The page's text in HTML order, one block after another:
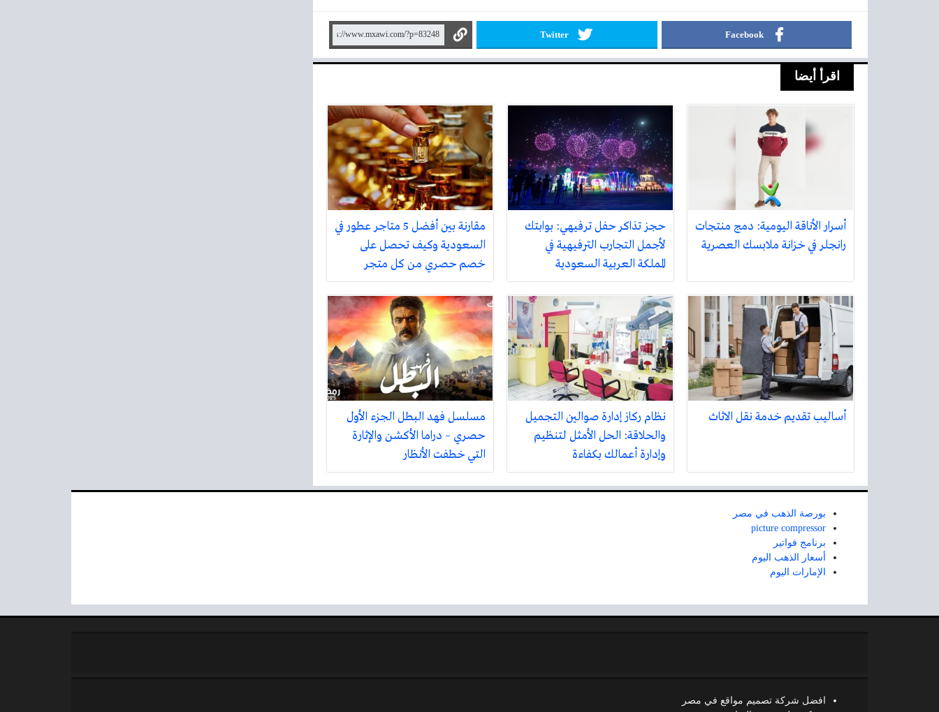
Facebook
Twitter
اقرأ أيضا
أسرار الأناقة اليومية: دمج منتجات
رانجلر في خزانة ملابسك العصرية
حجز تذاكر حفل ترفيهي: بوابتك
لأجمل التجارب الترفيهية في
المملكة العربية السعودية
مقارنة بين أفضل 5 متاجر عطور في
السعودية وكيف تحصل على
خصم حصري من كل متجر
أساليب تقديم خدمة نقل الاثاث
نظام ركاز إدارة صوالين التجميل
والحلاقة: الحل الأمثل لتنظيم
وإدارة أعمالك بكفاءة
مسلسل فهد البطل الجزء الأول
حصري – دراما الأكشن والإثارة
التي خطفت الأنظار
بورصة الذهب في مصر
picture compressor
برنامج فواتير
أسعار الذهب اليوم
الإمارات اليوم
افضل شركة تصميم مواقع في مصر